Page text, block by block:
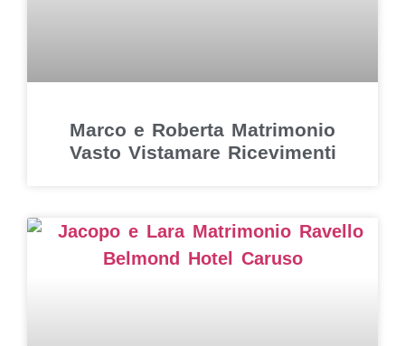
Marco e Roberta Matrimonio
Vasto Vistamare Ricevimenti